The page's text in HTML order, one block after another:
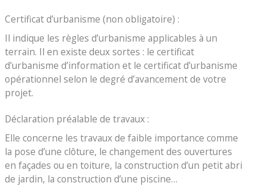
Certificat d’urbanisme (non obligatoire) :
Il indique les règles d’urbanisme applicables à un
terrain. Il en existe deux sortes : le certificat
d’urbanisme d’information et le certificat d’urbanisme
opérationnel selon le degré d’avancement de votre
projet.
Déclaration préalable de travaux :
Elle concerne les travaux de faible importance comme
la pose d’une clôture, le changement des ouvertures
en façades ou en toiture, la construction d’un petit abri
de jardin, la construction d’une piscine…